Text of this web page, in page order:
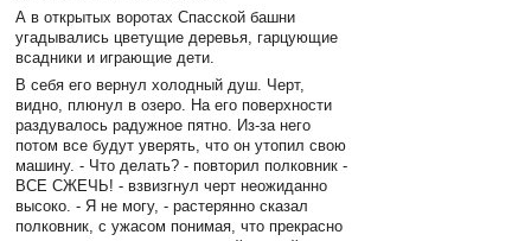
А в открытых воротах Спасской башни
угадывались цветущие деревья, гарцующие
всадники и играющие дети.
В себя его вернул холодный душ. Черт,
видно, плюнул в озеро. На его поверхности
раздувалось радужное пятно. Из-за него
потом все будут уверять, что он утопил свою
машину. - Что делать? - повторил полковник -
ВСЕ СЖЕЧЬ! - взвизгнул черт неожиданно
высоко. - Я не могу, - растерянно сказал
полковник, с ужасом понимая, что прекрасно